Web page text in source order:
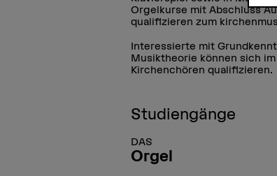
Orgelkurse mit Abschluss
qualifizieren zum
Interessierte mit
Musiktheorie können sich
Kirchenchören qualifizieren.
Studiengänge
DAS
Orgel